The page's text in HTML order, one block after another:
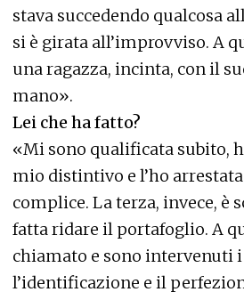
stava succedendo qualcosa
si è girata all’improvviso. A
una ragazza, incinta, con il
mano».
Lei che ha fatto?
«Mi sono qualificata subito,
mio distintivo e l’ho
complice. La terza, invece, è
fatta ridare il portafoglio. A
chiamato e sono intervenuti
l’identificazione e il